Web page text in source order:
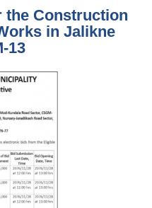
Construction
in Jalikne
13